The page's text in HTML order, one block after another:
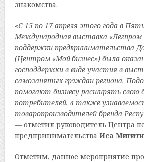
знакомства.
«С 15 по 17 апреля этого года в
Международная выставка
поддержки предпринимательства
(Центром «Мой бизнес») была
господдержки в виде участия в
самозанятых граждан региона.
помогают бизнесу расширять свою
потребителей, а также
товаропроизводителей бренда
— отметил руководитель Центра
предпринимательства Иса
Отметим, данное мероприятие